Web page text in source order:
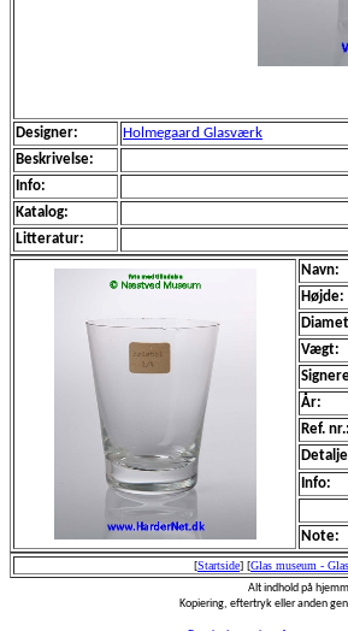
Designer: Holmegaard Glasværk
Beskrivelse:
Info:
Katalog:
Litteratur:
Navn:
Højde:
Vægt:
År:
Ref. nr.:
Info:
Note:
[Startside] [Glas museum -
Alt indhold på
Kopiering, eftertryk eller anden